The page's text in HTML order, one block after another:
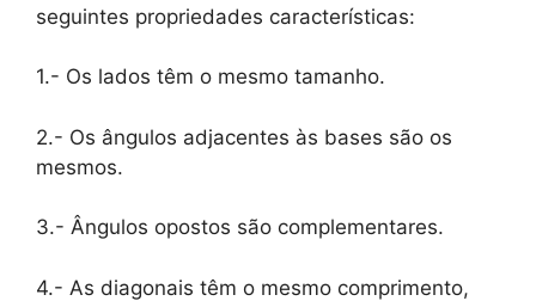
seguintes propriedades características:
1.- Os lados têm o mesmo tamanho.
2.- Os ângulos adjacentes às bases são os
mesmos.
3.- Ângulos opostos são complementares.
4.- As diagonais têm o mesmo comprimento,